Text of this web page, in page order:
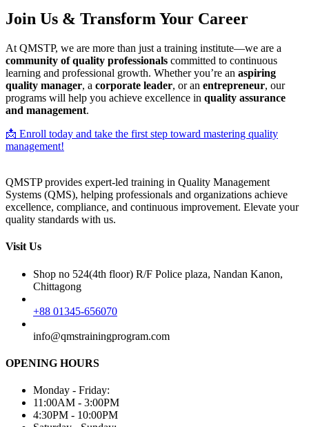
Join Us & Transform Your Career
At QMSTP, we are more than just a training institute—we are a
community of quality professionals committed to continuous
learning and professional growth. Whether you’re an aspiring
quality manager, a corporate leader, or an entrepreneur, our
programs will help you achieve excellence in quality assurance
and management.
📩 Enroll today and take the first step toward mastering quality
management!
QMSTP provides expert-led training in Quality Management
Systems (QMS), helping professionals and organizations achieve
excellence, compliance, and continuous improvement. Elevate your
quality standards with us.
Visit Us
Shop no 524(4th floor) R/F Police plaza, Nandan Kanon,
Chittagong
+88 01345-656070
info@qmstrainingprogram.com
OPENING HOURS
Monday - Friday:
11:00AM - 3:00PM
4:30PM - 10:00PM